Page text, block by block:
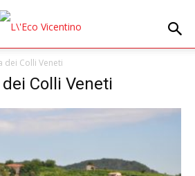
dei Colli Veneti
Colli Veneti